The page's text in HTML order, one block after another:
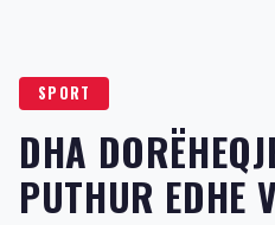
SPORT
DHA
PUTHUR EDHE